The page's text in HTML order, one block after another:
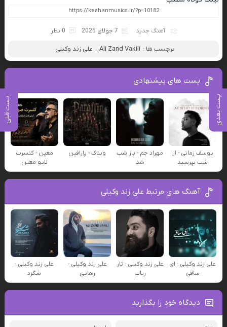
پست بعدی پست قبلی
آهنگ جدید 7 جولای 2025 0 نظر
برچسب ها : Ali Zand Vakili ، علی زند وکیلی
پست های پیشنهادی
یوسف زمانی - از
شب بپرسید
مهراد جم - باز شب
شد
ویناک - پارافین
معین - کنسرت
لایو معین
آهنگ های مرتبط علی زند وکیلی
علی زند وکیلی - ای
ساقی
علی زند وکیلی - تار
رباب
علی زند وکیلی -
رهایی
علی زند وکیلی -
شگرد
دیدگاه خود را بگذارید